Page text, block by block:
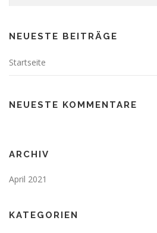
NEUESTE BEITRÄGE
Startseite
NEUESTE KOMMENTARE
ARCHIV
April 2021
KATEGORIEN